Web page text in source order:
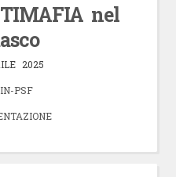
nel
2025
PSF